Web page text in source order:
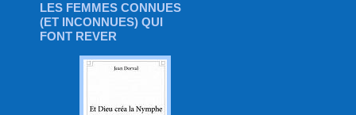
LES FEMMES CONNUES
(ET INCONNUES) QUI
FONT REVER